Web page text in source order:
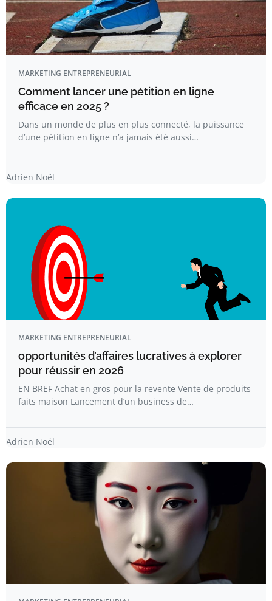
MARKETING ENTREPRENEURIAL
Comment lancer une pétition en ligne
efficace en 2025 ?
Dans un monde de plus en plus connecté, la puissance
d’une pétition en ligne n’a jamais été aussi…
Adrien Noël
MARKETING ENTREPRENEURIAL
opportunités d’affaires lucratives à explorer
pour réussir en 2026
EN BREF Achat en gros pour la revente Vente de produits
faits maison Lancement d’un business de…
Adrien Noël